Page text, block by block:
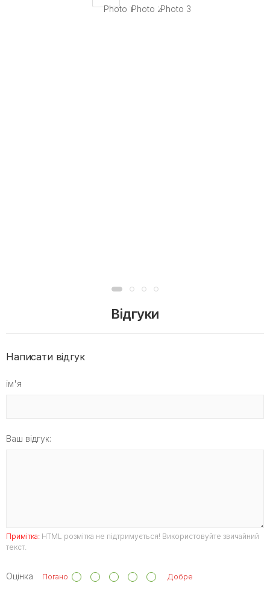
Відгуки
Написати відгук
ім'я
Ваш відгук:
Примітка: HTML розмітка не підтримується! Використовуйте звичайний
текст.
Оцінка Погано Добре